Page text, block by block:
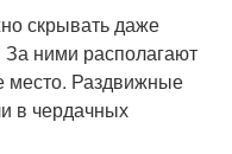
скрывать даже
ними располагают
место. Раздвижные
в чердачных